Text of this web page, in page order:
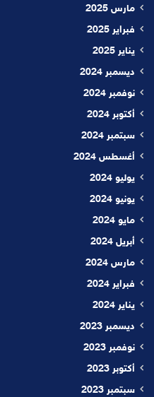
مارس 2025
فبراير 2025
يناير 2025
ديسمبر 2024
نوفمبر 2024
أكتوبر 2024
سبتمبر 2024
أغسطس 2024
يوليو 2024
يونيو 2024
مايو 2024
أبريل 2024
مارس 2024
فبراير 2024
يناير 2024
ديسمبر 2023
نوفمبر 2023
أكتوبر 2023
سبتمبر 2023